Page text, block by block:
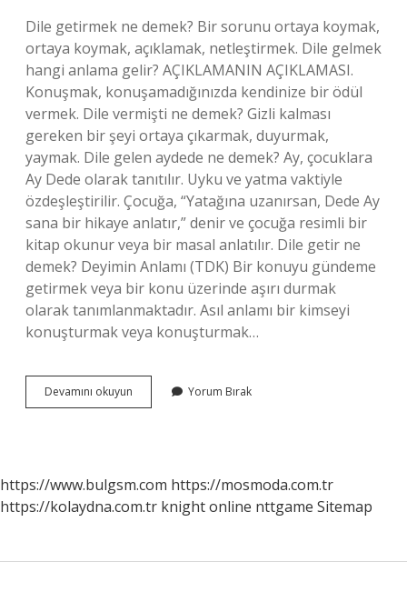
Dile getirmek ne demek? Bir sorunu ortaya koymak,
ortaya koymak, açıklamak, netleştirmek. Dile gelmek
hangi anlama gelir? AÇIKLAMANIN AÇIKLAMASI.
Konuşmak, konuşamadığınızda kendinize bir ödül
vermek. Dile vermişti ne demek? Gizli kalması
gereken bir şeyi ortaya çıkarmak, duyurmak,
yaymak. Dile gelen aydede ne demek? Ay, çocuklara
Ay Dede olarak tanıtılır. Uyku ve yatma vaktiyle
özdeşleştirilir. Çocuğa, “Yatağına uzanırsan, Dede Ay
sana bir hikaye anlatır,” denir ve çocuğa resimli bir
kitap okunur veya bir masal anlatılır. Dile getir ne
demek? Deyimin Anlamı (TDK) Bir konuyu gündeme
getirmek veya bir konu üzerinde aşırı durmak
olarak tanımlanmaktadır. Asıl anlamı bir kimseyi
konuşturmak veya konuşturmak…
Devamını okuyun
Getirilmesi
Yorum Bırak
https://www.bulgsm.com https://mosmoda.com.tr
https://kolaydna.com.tr knight online nttgame Sitemap